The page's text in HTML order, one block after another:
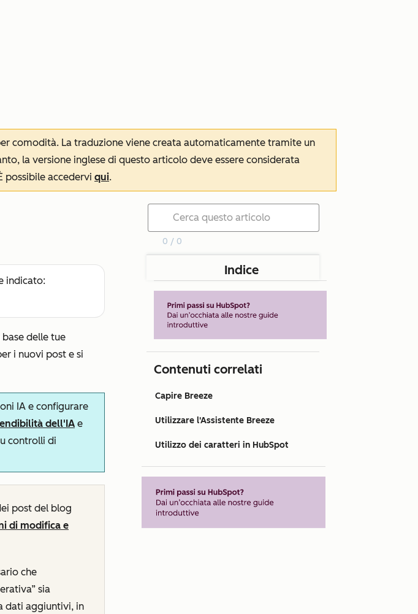
comodità. La traduzione viene creata automaticamente tramite un
la versione inglese di questo articolo deve essere considerata
possibile accedervi qui.
indicato:
delle tue
i nuovi post e si
IA e configurare
dell'IA e
controlli di
post del blog
di modifica e
che
sia
dati aggiuntivi, in
0 / 0
Indice
Contenuti correlati
Capire Breeze
Utilizzare l'Assistente Breeze
Utilizzo dei caratteri in HubSpot